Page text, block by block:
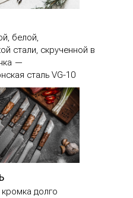
белой,
стали, скрученной в
—
сталь VG-10
долго